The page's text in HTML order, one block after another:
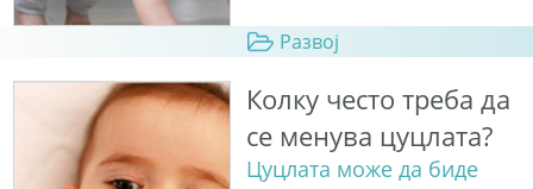
Развој
Колку често треба да
се менува цуцлата?
Цуцлата може да биде